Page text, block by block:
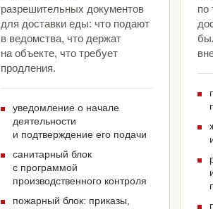
разрешительных документов
для доставки еды: что подают
в ведомства, что держат
на объекте, что требует
продления.
уведомление о начале
деятельности
и подтверждение его подачи
санитарный блок
с программой
производственного контроля
пожарный блок: приказы,
по